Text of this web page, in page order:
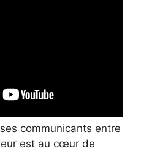
communicants entre
est au cœur de